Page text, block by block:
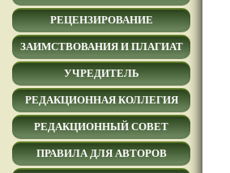
РЕЦЕНЗИРОВАНИЕ
ЗАИМСТВОВАНИЯ И ПЛАГИАТ
УЧРЕДИТЕЛЬ
РЕДАКЦИОННАЯ КОЛЛЕГИЯ
РЕДАКЦИОННЫЙ СОВЕТ
ПРАВИЛА ДЛЯ АВТОРОВ